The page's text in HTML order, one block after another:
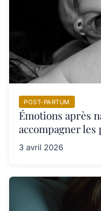
POST-PARTUM
Émotions après
accompagner
3 avril 2026